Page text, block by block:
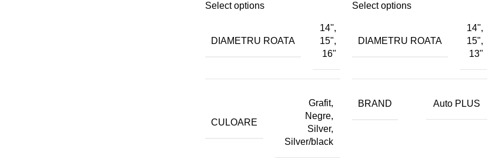
Select options
DIAMETRU ROATA
14'',
15",
16"
CULOARE
Grafit,
Negre,
Silver,
Silver/black
Select options
DIAMETRU ROATA
14'',
15",
13"
BRAND Auto PLUS